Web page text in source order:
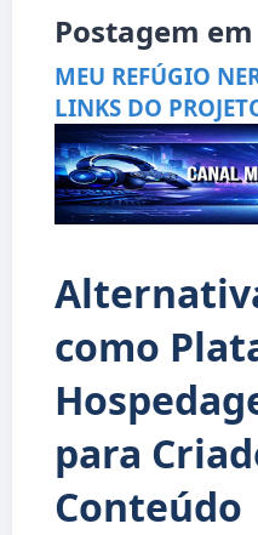
Postagem
MEU REFÚGIO
LINKS DO
como
para
Conteúdo